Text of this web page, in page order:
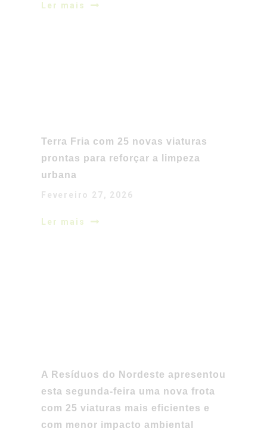
Ler mais
Terra Fria com 25 novas viaturas
prontas para reforçar a limpeza
urbana
Fevereiro 27, 2026
Ler mais
A Resíduos do Nordeste apresentou
esta segunda-feira uma nova frota
com 25 viaturas mais eficientes e
com menor impacto ambiental